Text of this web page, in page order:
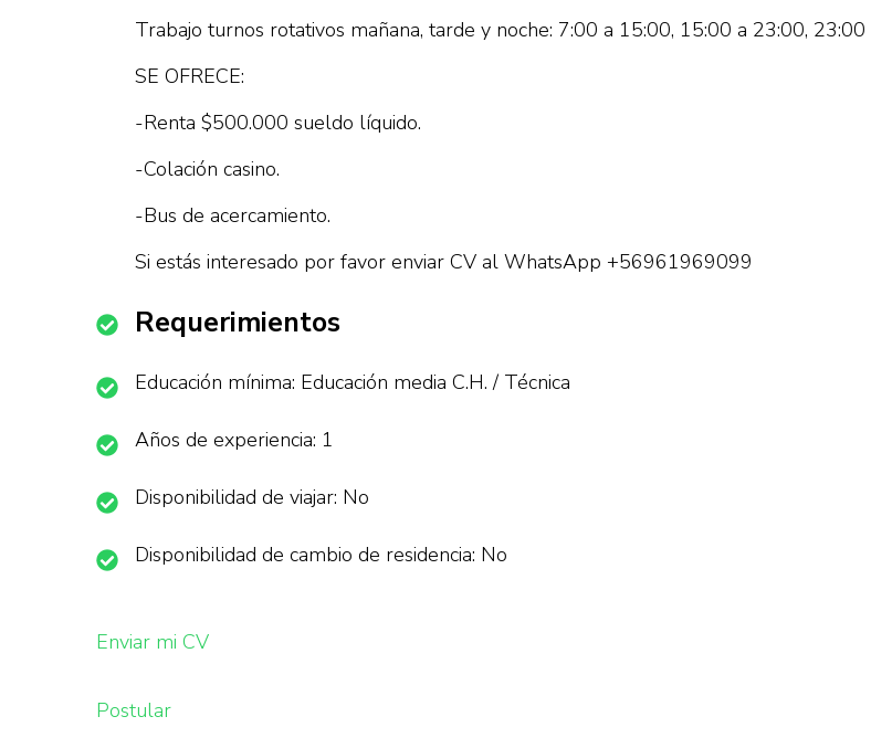
Trabajo turnos rotativos mañana, tarde y noche: 7:00 a 15:00, 15:00 a 23:00, 23:00
SE OFRECE:
-Renta $500.000 sueldo líquido.
-Colación casino.
-Bus de acercamiento.
Si estás interesado por favor enviar CV al WhatsApp +56961969099
Requerimientos
Educación mínima: Educación media C.H. / Técnica
Años de experiencia: 1
Disponibilidad de viajar: No
Disponibilidad de cambio de residencia: No
Enviar mi CV
Postular